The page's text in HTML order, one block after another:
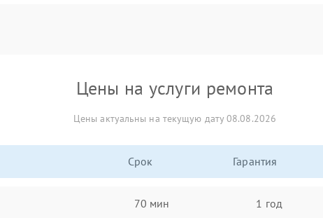
Цены на услуги ремонта
Цены актуальны на текущую дату 08.08.2026
Срок Гарантия
70 мин 1 год